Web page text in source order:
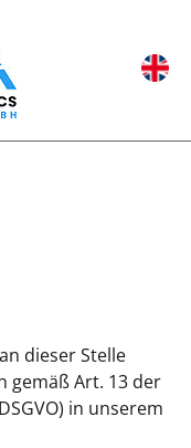
dieser Stelle
gemäß Art. 13 der
in unserem